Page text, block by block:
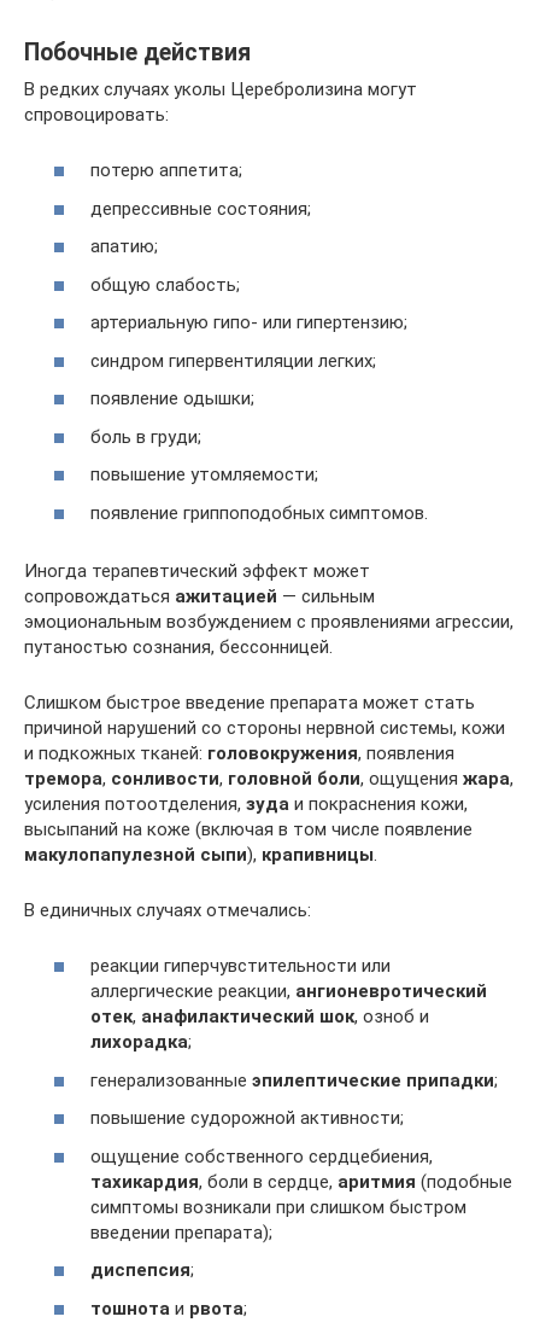
Побочные действия
В редких случаях уколы Церебролизина могут
спровоцировать:
потерю аппетита;
депрессивные состояния;
апатию;
общую слабость;
артериальную гипо- или гипертензию;
синдром гипервентиляции легких;
появление одышки;
боль в груди;
повышение утомляемости;
появление гриппоподобных симптомов.
Иногда терапевтический эффект может
сопровождаться ажитацией — сильным
эмоциональным возбуждением с проявлениями агрессии,
путаностью сознания, бессонницей.
Слишком быстрое введение препарата может стать
причиной нарушений со стороны нервной системы, кожи
и подкожных тканей: головокружения, появления
тремора, сонливости, головной боли, ощущения жара,
усиления потоотделения, зуда и покраснения кожи,
высыпаний на коже (включая в том числе появление
макулопапулезной сыпи), крапивницы
В единичных случаях отмечались:
реакции гиперчувстительности или
аллергические реакции, ангионевротический
отек, анафилактический шок, озноб и
лихорадка;
генерализованные эпилептические припадки;
повышение судорожной активности;
ощущение собственного сердцебиения,
тахикардия, боли в сердце, аритмия (подобные
симптомы возникали при слишком быстром
введении препарата);
диспепсия;
тошнота и рвота;